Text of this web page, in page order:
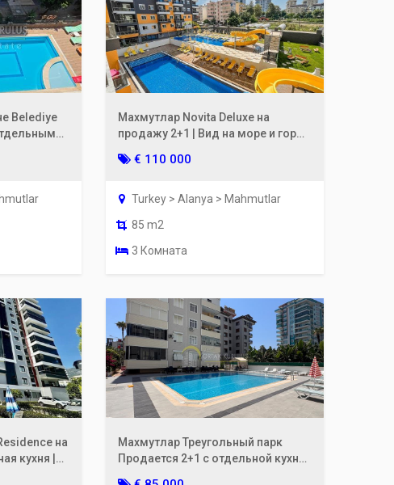
Belediye
Махмутлар Novita Deluxe на
продажу 2+1 | Вид на море и горы,
€ 110 000
Turkey > Alanya > Mahmutlar
85 m2
3 Комната
на
кухня |
Махмутлар Треугольный парк
Продается 2+1 с отдельной кухней